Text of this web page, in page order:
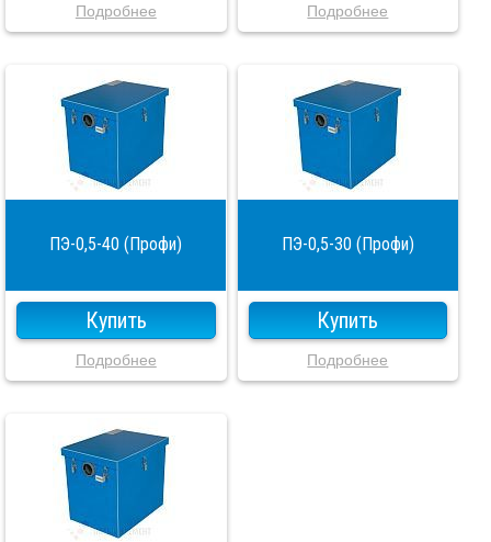
Подробнее Подробнее
ПЭ-0,5-40 (Профи)
Купить
Подробнее
ПЭ-0,5-30 (Профи)
Купить
Подробнее